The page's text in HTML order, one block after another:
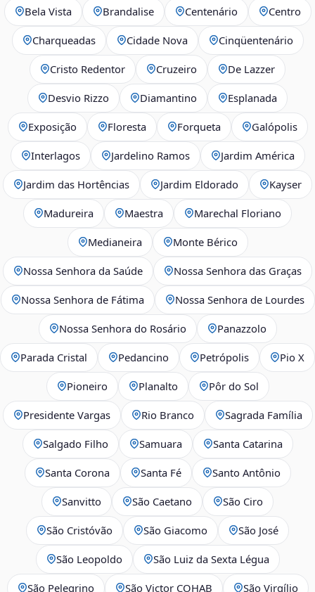
Bela Vista Brandalise Centenário Centro
Charqueadas Cidade Nova Cinqüentenário
Cristo Redentor Cruzeiro De Lazzer
Desvio Rizzo Diamantino Esplanada
Exposição Floresta Forqueta Galópolis
Interlagos Jardelino Ramos Jardim América
Jardim das Hortências Jardim Eldorado Kayser
Madureira Maestra Marechal Floriano
Medianeira Monte Bérico
Nossa Senhora da Saúde Nossa Senhora das Graças
Nossa Senhora de Fátima Nossa Senhora de Lourdes
Nossa Senhora do Rosário Panazzolo
Parada Cristal Pedancino Petrópolis Pio X
Pioneiro Planalto Pôr do Sol
Presidente Vargas Rio Branco Sagrada Família
Salgado Filho Samuara Santa Catarina
Santa Corona Santa Fé Santo Antônio
Sanvitto São Caetano São Ciro
São Cristóvão São Giacomo São José
São Leopoldo São Luiz da Sexta Légua
São Pelegrino São Victor COHAB São Virgílio